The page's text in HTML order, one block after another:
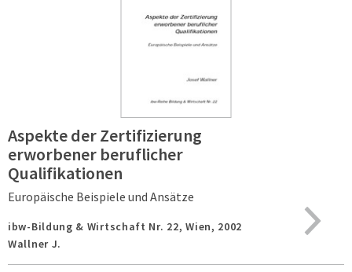
Aspekte der Zertifizierung
erworbener beruflicher
Qualifikationen
Europäische Beispiele und Ansätze
ibw-Bildung & Wirtschaft Nr. 22,Wien, 2002
Wallner J.